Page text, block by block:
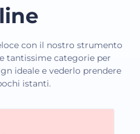
con il nostro strumento
tantissime categorie per
ideale e vederlo prendere
istanti.